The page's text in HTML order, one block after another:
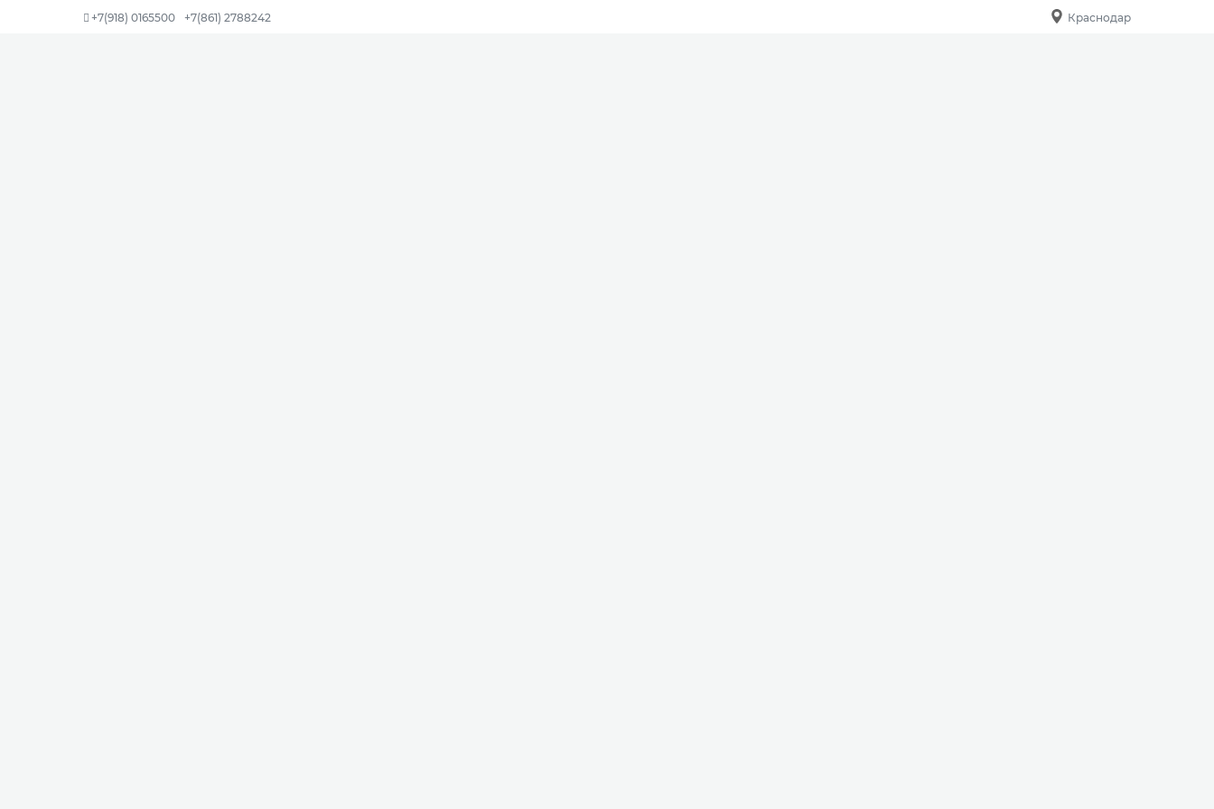
+7(918) 0165500 +7(861) 2788242 Краснодар